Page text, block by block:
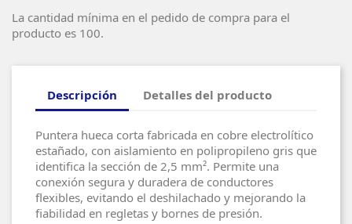
La cantidad mínima en el pedido de compra para el
producto es 100.
Descripción Detalles del producto
Puntera hueca corta fabricada en cobre electrolítico
estañado, con aislamiento en polipropileno gris que
identifica la sección de 2,5 mm². Permite una
conexión segura y duradera de conductores
flexibles, evitando el deshilachado y mejorando la
fiabilidad en regletas y bornes de presión.